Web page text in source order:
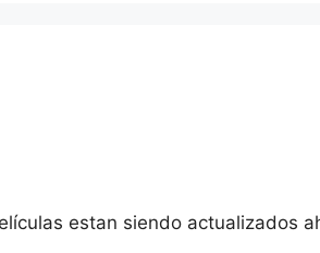
estan siendo actualizados